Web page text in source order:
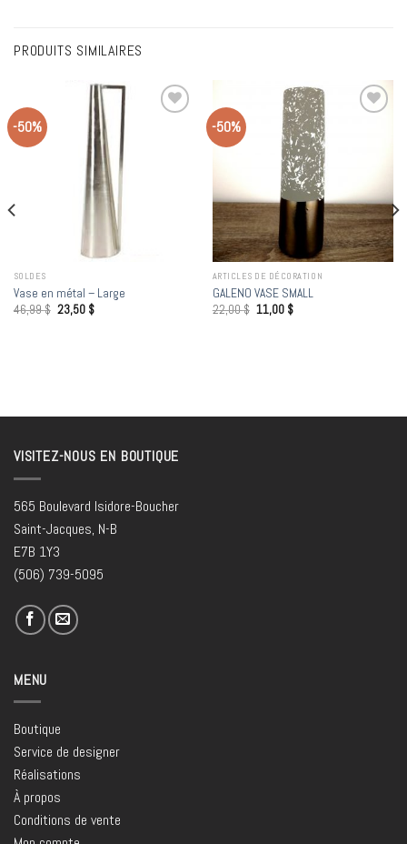
PRODUITS SIMILAIRES
-50%
SOLDES
Vase en métal – Large
46,99$ 23,50 $
-50%
ARTICLES DE DÉCORATION
GALENO VASE SMALL
22,00$ 11,00 $
VISITEZ-NOUS EN BOUTIQUE
565 Boulevard Isidore-Boucher
Saint-Jacques, N-B
E7B 1Y3
(506) 739-5095
MENU
Boutique
Service de designer
Réalisations
À propos
Conditions de vente